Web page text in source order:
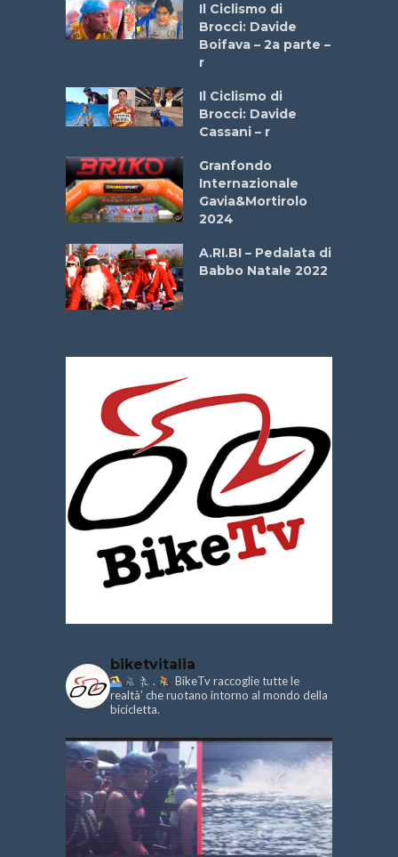
Il Ciclismo di
Brocci: Davide
Boifava – 2a parte –
r
Il Ciclismo di
Brocci: Davide
Cassani – r
Granfondo
Internazionale
Gavia&Mortirolo
2024
A.RI.BI – Pedalata di
Babbo Natale 2022
biketvitalia
.
BikeTv raccoglie tutte le
realtà’ che ruotano intorno al mondo della
bicicletta.